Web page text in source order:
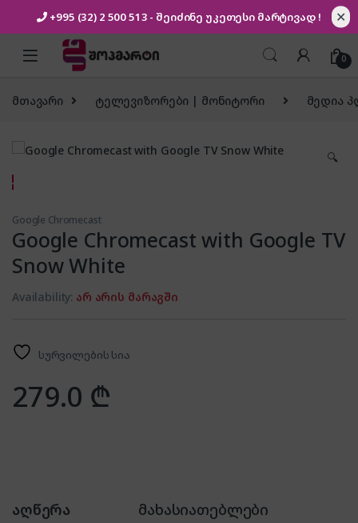
+995 (32) 2 500 513 - შეიძინე უკეთესი მარტივად ! ✕
Skip to navigation
Skip to content
0
მთავარი ტელევიზორები | მონიტორი მედია
🔍
Google Chromecast
Google Chromecast with Google TV
Snow White
Availability: არ არის მარაგში
სურვილების სია
279.0 ₾
აღწერა მახასიათებლები